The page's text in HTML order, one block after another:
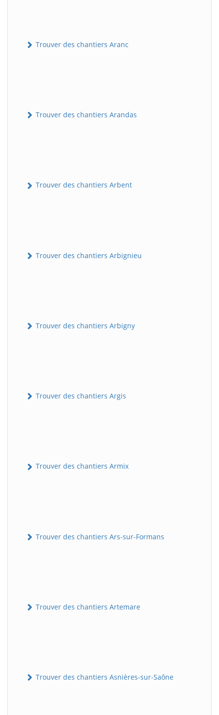
Trouver des chantiers Aranc
Trouver des chantiers Arandas
Trouver des chantiers Arbent
Trouver des chantiers Arbignieu
Trouver des chantiers Arbigny
Trouver des chantiers Argis
Trouver des chantiers Armix
Trouver des chantiers Ars-sur-Formans
Trouver des chantiers Artemare
Trouver des chantiers Asnières-sur-Saône